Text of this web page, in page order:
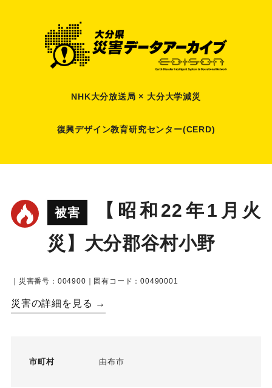
NHK大分放送局 × 大分大学減災
復興デザイン教育研究センター(CERD)
被害
【昭和22年1月火
災】大分郡谷村小野
｜災害番号：004900｜固有コード：00490001
災害の詳細を見る →
市町村 由布市